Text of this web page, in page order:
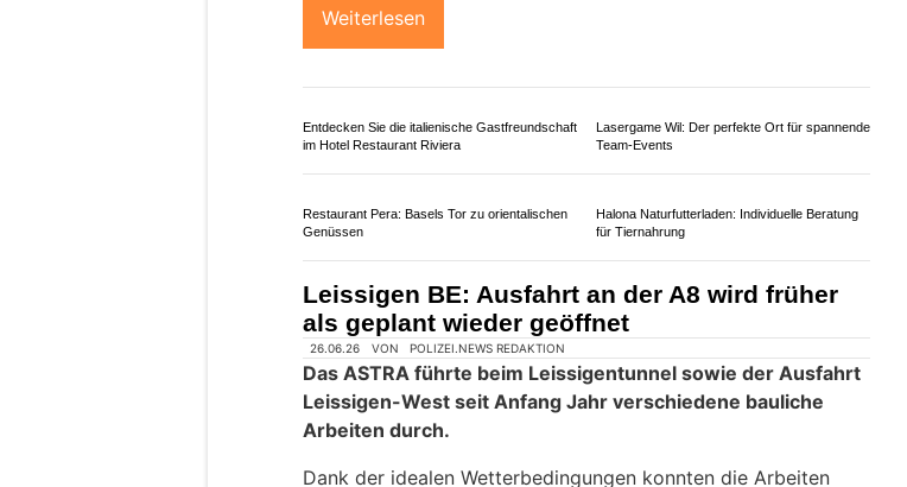
Juli 2026) sind die Arbeiten am Hochwasserschutz und der
Revitalisierung der Sense im Bereich zwischen der
Der Uferweg linksseitig der Sense wurde bereits im März 2026
für Fussgängerinnen und Fussgänger freigegeben. Ab Samstag,
1. August 2026, ist nun auch der Uferweg auf der rechten
Senseseite, entlang der Bahnstrecke, für den Langsamverkehr
(Zufussgehende und Velofahrende) wieder offen. Ab Anfang
August 2026 werden auch die Wanderwege und Velorouten
wieder über den Uferweg geführt und die grossräumigen
Umleitungen aufgehoben.
Weiterlesen